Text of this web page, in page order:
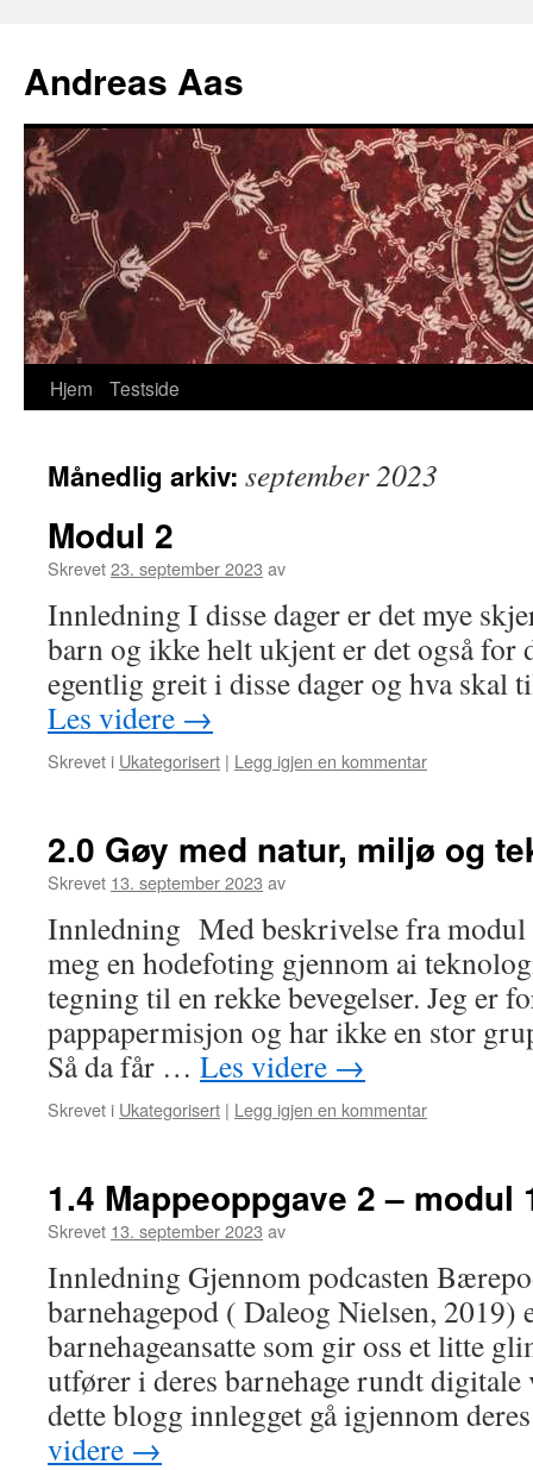
innhold
Andreas Aas
Hjem Testside
Månedlig arkiv: september 2023
Modul 2
Skrevet23. september 2023 av
Innledning I disse dager er det mye
barn og ikke helt ukjent er det også for
egentlig greit i disse dager og hva skal
Les videre →
Skrevet i Ukategorisert | Legg igjen en kommentar
2.0 Gøy med natur, miljø og
Skrevet 13. september 2023 av
Innledning Med beskrivelse fra modul
meg en hodefoting gjennom ai
tegning til en rekke bevegelser. Jeg er
pappapermisjon og har ikke en stor
Så da får … Les videre →
Skrevet i Ukategorisert | Legg igjen en kommentar
1.4 Mappeoppgave 2 – modul
Skrevet 13. september 2023 av
Innledning Gjennom podcasten
barnehagepod ( Daleog Nielsen, 2019)
barnehageansatte som gir oss et litte
utfører i deres barnehage rundt
dette blogg innlegget gå igjennom
videre →